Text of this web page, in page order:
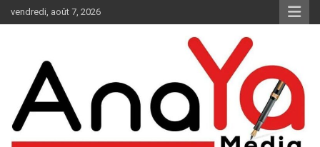
au
vendredi, août 7, 2026